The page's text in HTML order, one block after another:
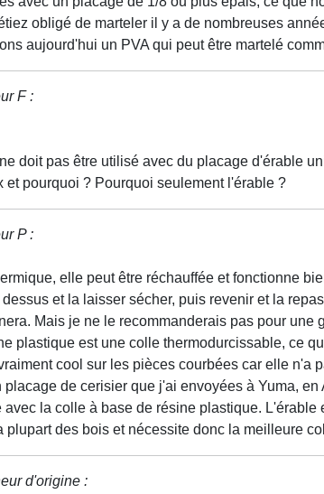
obligé de marteler il y a de nombreuses
aujourd'hui un PVA qui peut être martelé
F :
doit pas être utilisé avec du placage d'érable
et pourquoi ? Pourquoi seulement l'érable ?
P :
elle peut être réchauffée et fonctionne
et la laisser sécher, puis revenir et la
Mais je ne le recommanderais pas pour une
plastique est une colle thermodurcissable, ce
cool sur les pièces courbées car elle n'a
de cerisier que j'ai envoyées à Yuma,
avec la colle à base de résine plastique. L'érable
plupart des bois et nécessite donc la meilleure
d'origine :